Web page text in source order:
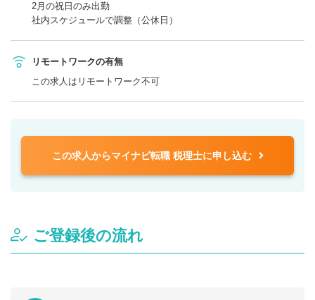
2月の祝日のみ出勤
社内スケジュールで調整（公休日）
リモートワークの有無
この求人はリモートワーク不可
この求人からマイナビ転職 税理士に申し込む
ご登録後の流れ